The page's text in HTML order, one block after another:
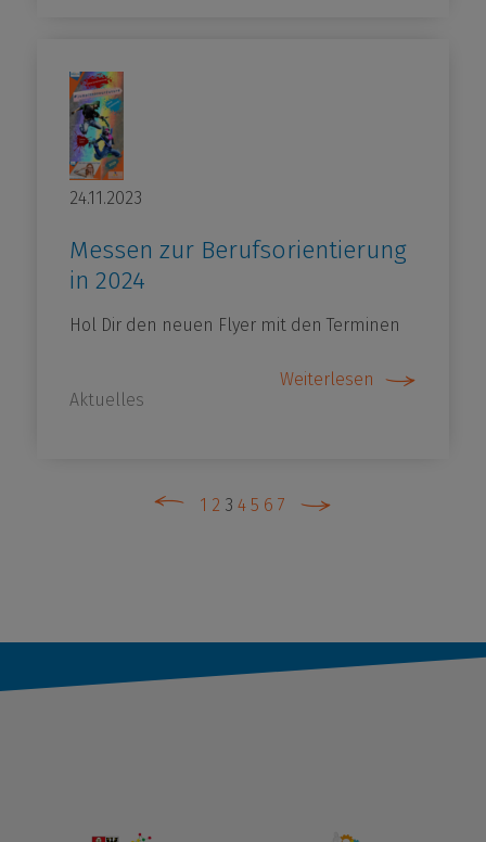
24.11.2023
Messen zur Berufsorientierung
in 2024
Hol Dir den neuen Flyer mit den Terminen
Weiterlesen
Aktuelles
1 2 3 4 5 6 7